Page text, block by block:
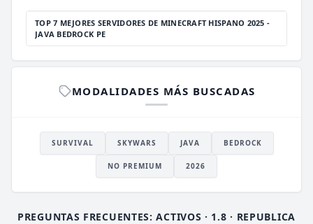
TOP 7 MEJORES SERVIDORES DE MINECRAFT HISPANO 2025 -
JAVA BEDROCK PE
MODALIDADES MÁS BUSCADAS
SURVIVAL SKYWARS JAVA BEDROCK
NO PREMIUM 2026
PREGUNTAS FRECUENTES: ACTIVOS · 1.8 · REPUBLICA